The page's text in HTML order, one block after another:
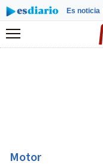
Es noticia
Menú
Motor